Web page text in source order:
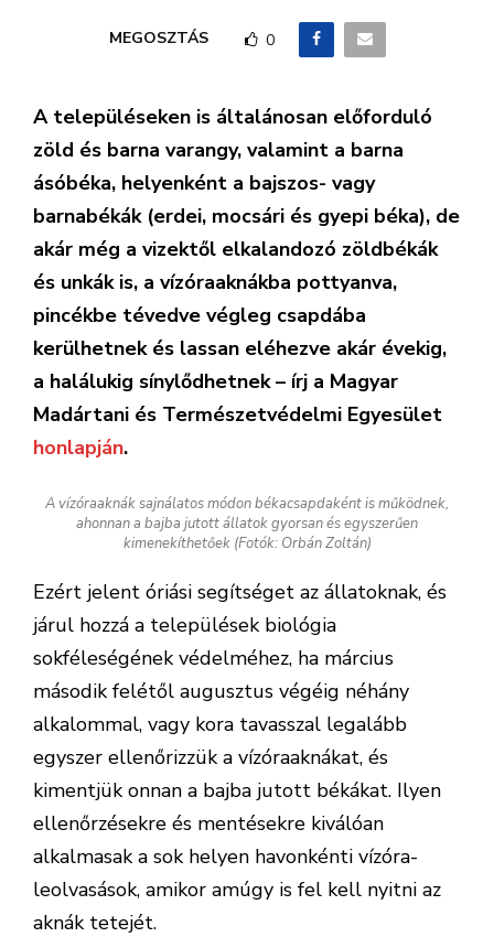
MEGOSZTÁS 0
A településeken is általánosan előforduló
zöld és barna varangy, valamint a barna
ásóbéka, helyenként a bajszos- vagy
barnabékák (erdei, mocsári és gyepi béka), de
akár még a vizektől elkalandozó zöldbékák
és unkák is, a vízóraaknákba pottyanva,
pincékbe tévedve végleg csapdába
kerülhetnek és lassan eléhezve akár évekig,
a halálukig sínylődhetnek – írj a Magyar
Madártani és Természetvédelmi Egyesület
honlapján.
A vízóraaknák sajnálatos módon békacsapdaként is működnek,
ahonnan a bajba jutott állatok gyorsan és egyszerűen
kimenekíthetőek (Fotók: Orbán Zoltán)
Ezért jelent óriási segítséget az állatoknak, és
járul hozzá a települések biológia
sokféleségének védelméhez, ha március
második felétől augusztus végéig néhány
alkalommal, vagy kora tavasszal legalább
egyszer ellenőrizzük a vízóraaknákat, és
kimentjük onnan a bajba jutott békákat. Ilyen
ellenőrzésekre és mentésekre kiválóan
alkalmasak a sok helyen havonkénti vízóra-
leolvasások, amikor amúgy is fel kell nyitni az
aknák tetejét.